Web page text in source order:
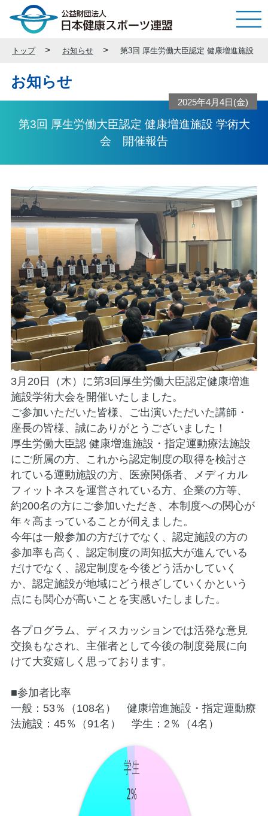
トップ お知らせ 第3回 厚生労働大臣認定 健康増進施設
お知らせ
第3回 厚生労働大臣認定 健康増進施設 学術大
会 開催報告
2025年4月4日(金)
3月20日（木）に第3回厚生労働大臣認定健康増進
施設学術大会を開催いたしました。
ご参加いただいた皆様、ご出演いただいた講師・
座長の皆様、誠にありがとうございました！
厚生労働大臣認 健康増進施設・指定運動療法施設
にご所属の方、これから認定制度の取得を検討さ
れている運動施設の方、医療関係者、メディカル
フィットネスを運営されている方、企業の方等、
約200名の方にご参加いただき、本制度への関心が
年々高まっていることが伺えました。
今年は一般参加の方だけでなく、認定施設の方の
参加率も高く、認定制度の周知拡大が進んでいる
だけでなく、認定制度を今後どう活かしていく
か、認定施設が地域にどう根ざしていくかという
点にも関心が高いことを実感いたしました。
各プログラム、ディスカッションでは活発な意見
交換もなされ、主催者として今後の制度発展に向
けて大変嬉しく思っております。
■参加者比率
一般：53％（108名） 健康増進施設・指定運動療
法施設：45％（91名） 学生：2％（4名）